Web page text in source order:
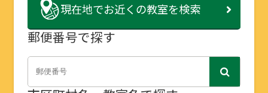
現在地でお近くの教室を検索
郵便番号で探す